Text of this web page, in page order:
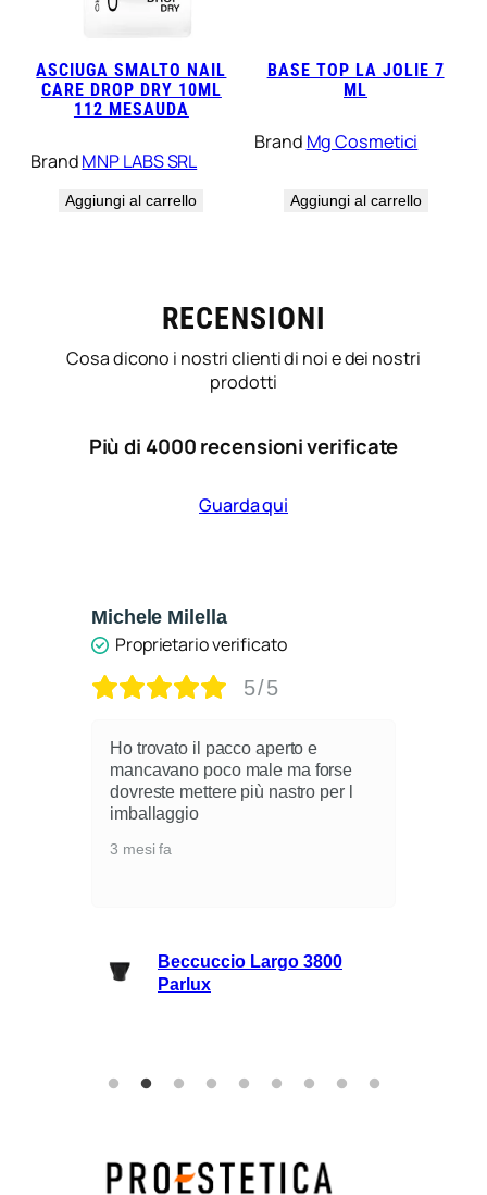
ASCIUGA SMALTO NAIL
CARE DROP DRY 10ML
112 MESAUDA
BrandMNP LABS SRL
Aggiungi al carrello
BASE TOP LA JOLIE 7
ML
Brand Mg Cosmetici
Aggiungi al carrello
RECENSIONI
Cosa dicono i nostri clienti di noi e dei nostri
prodotti
Più di 4000 recensioni verificate
Guarda qui
Michele Milella
Proprietario verificato
5/5
Ho trovato il pacco aperto e
mancavano poco male ma forse
dovreste mettere più nastro per l
imballaggio
3 mesi fa
Beccuccio Largo 3800
Parlux